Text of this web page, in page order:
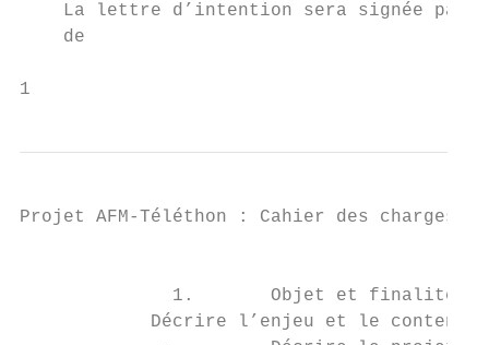
La lettre d’intention sera signée par
de
1
Projet AFM-Téléthon : Cahier des charges -
1.       Objet et finalité
Décrire l’enjeu et le contenu